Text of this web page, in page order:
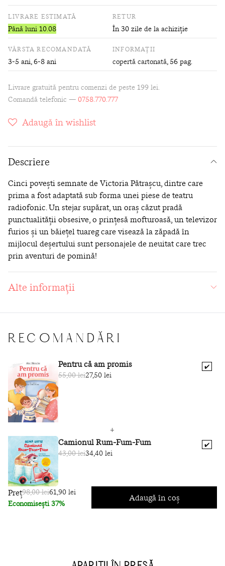
LIVRARE ESTIMATĂ
Până luni 10.08
RETUR
În 30 zile de la achiziție
VÂRSTA RECOMANDATĂ
3-5 ani, 6-8 ani
INFORMAȚII
copertă cartonată, 56 pag.
Livrare gratuită pentru comenzi de peste 199 lei.
Comandă telefonic — 0758.770.777
Adaugă în wishlist
Descriere
Cinci poveşti semnate de Victoria Pătraşcu, dintre care
prima a fost adaptată sub forma unei piese de teatru
radiofonic. Un stejar supărat, un oraş căzut pradă
punctualităţii obsesive, o prinţesă mofturoasă, un televizor
furios şi un băieţel tuareg care visează la zăpadă în
mijlocul deşertului sunt personajele de neuitat care trec
prin aventuri de pomină!
Alte informații
RECOMANDĂRI
✔️
Pentru că am promis
55,00 lei27,50 lei
✔️
Camionul Rum-Fum-Fum
43,00 lei34,40 lei
Preț98,00 lei61,90 lei
Economisești 37%
Adaugă în coș